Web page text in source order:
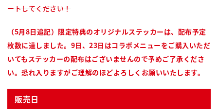
ートしてください！
（5月8日追記）限定特典のオリジナルステッカーは、配布予定
枚数に達しました。9日、23日はコラボメニューをご購入いただ
いてもステッカーの配布はございませんので予めご了承くださ
い。恐れ入りますがご理解のほどよろしくお願いいたします。
販売日